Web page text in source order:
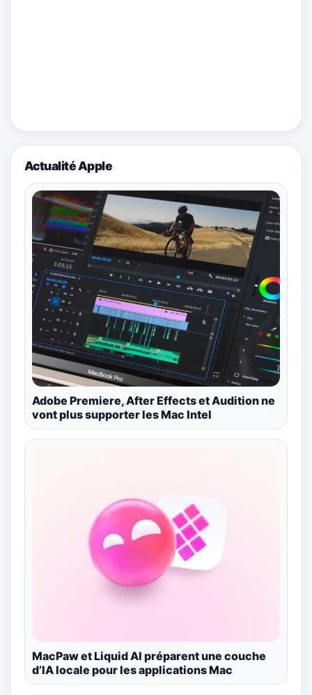
Actualité Apple
Adobe Premiere, After Effects et Audition ne
vont plus supporter les Mac Intel
MacPaw et Liquid AI préparent une couche
d’IA locale pour les applications Mac